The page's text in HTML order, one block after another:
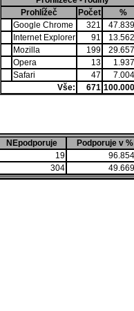
Prohlížeč
Počet
%
Google Chrome
321
Internet Explorer
91
Mozilla
199
Opera
13
Safari
47
Vše:
671
NEpodporuje
Podporuje v %
19
304